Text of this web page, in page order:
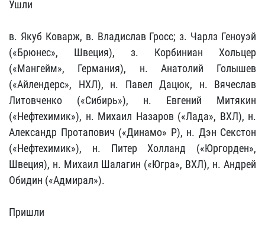
Ушли
в. Якуб Коварж, в. Владислав Гросс; з. Чарлз Геноуэй
(«Брюнес», Швеция), з. Корбиниан Хольцер
(«Мангейм», Германия), н. Анатолий Голышев
(«Айлендерс», НХЛ), н. Павел Дацюк, н. Вячеслав
Литовченко («Сибирь»), н. Евгений Митякин
(«Нефтехимик»), н. Михаил Назаров («Лада», ВХЛ), н.
Александр Протапович («Динамо» Р), н. Дэн Секстон
(«Нефтехимик»), н. Питер Холланд («Юргорден»,
Швеция), н. Михаил Шалагин («Югра», ВХЛ), н. Андрей
Обидин («Адмирал»).
Пришли